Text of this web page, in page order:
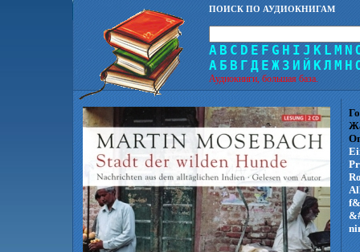
ПОИСК ПО АУДИОКНИГАМ
A B C D E F G H I J K L M N
А Б В Г Д Е Ж З И Й КЛ М Н
Аудиокниги, большая база.